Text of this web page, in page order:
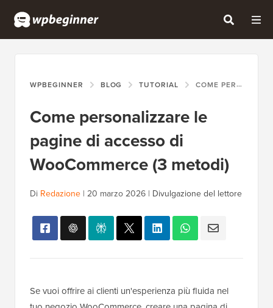
WPBEGINNER BLOG TUTORIAL COME PERSONALIZZARE LE PAGINE DI ACCESSO DI WOOCOMMERCE (3 METODI)
Come personalizzare le
pagine di accesso di
WooCommerce (3 metodi)
Di Redazione | 20 marzo 2026 | Divulgazione del lettore
Se vuoi offrire ai clienti un'esperienza più fluida nel